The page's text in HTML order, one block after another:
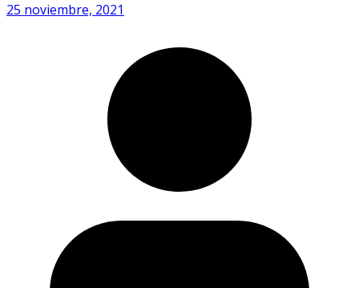
25 noviembre, 2021